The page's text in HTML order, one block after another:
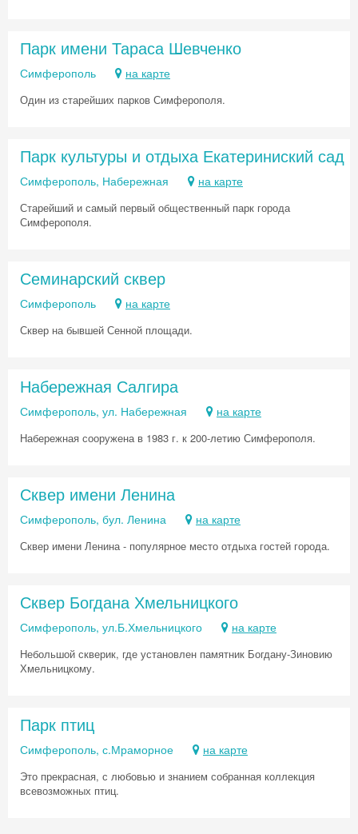
Парк имени Тараса Шевченко
Симферополь на карте
Один из старейших парков Симферополя.
Парк культуры и отдыха Екатериниский сад
Симферополь, Набережная на карте
Старейший и самый первый общественный парк города
Симферополя.
Семинарский сквер
Симферополь на карте
Сквер на бывшей Сенной площади.
Набережная Салгира
Симферополь, ул. Набережная на карте
Набережная сооружена в 1983 г. к 200-летию Симферополя.
Сквер имени Ленина
Симферополь, бул. Ленина на карте
Сквер имени Ленина - популярное место отдыха гостей города.
Сквер Богдана Хмельницкого
Симферополь, ул.Б.Хмельницкого на карте
Небольшой скверик, где установлен памятник Богдану-Зиновию
Хмельницкому.
Парк птиц
Симферополь, с.Мраморное на карте
Это прекрасная, с любовью и знанием собранная коллекция
всевозможных птиц.
Скидка −5%
Хочешь дешевле? Оставь почту и получи
Получить промокод